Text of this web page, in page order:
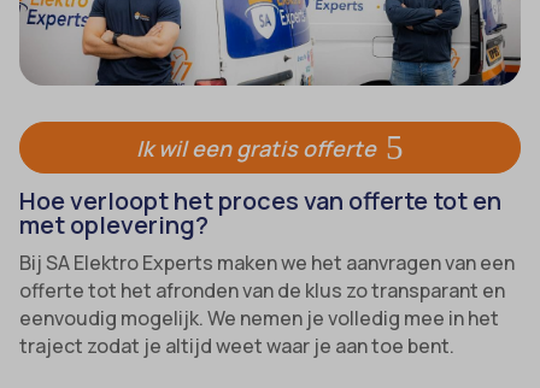
Ik wil een gratis offerte
Hoe verloopt het proces van offerte tot en
met oplevering?
Bij SA Elektro Experts maken we het aanvragen van een
offerte tot het afronden van de klus zo transparant en
eenvoudig mogelijk. We nemen je volledig mee in het
traject zodat je altijd weet waar je aan toe bent.